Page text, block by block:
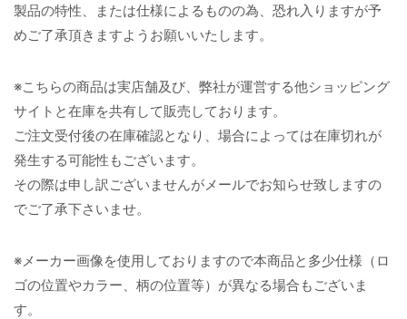
製品の特性、または仕様によるものの為、恐れ入りますが予
めご了承頂きますようお願いいたします。
※こちらの商品は実店舗及び、弊社が運営する他ショッピング
サイトと在庫を共有して販売しております。
ご注文受付後の在庫確認となり、場合によっては在庫切れが
発生する可能性もございます。
その際は申し訳ございませんがメールでお知らせ致しますの
でご了承下さいませ。
※メーカー画像を使用しておりますので本商品と多少仕様（ロ
ゴの位置やカラー、柄の位置等）が異なる場合もございま
す。